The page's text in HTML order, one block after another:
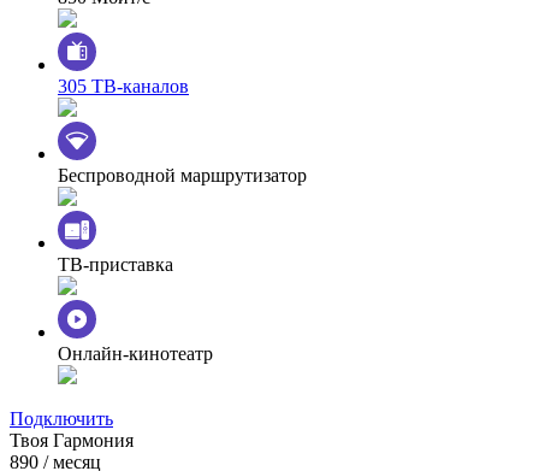
305 ТВ-каналов
Беспроводной маршрутизатор
ТВ-приставка
Онлайн-кинотеатр
Подключить
Твоя Гармония
890 / месяц